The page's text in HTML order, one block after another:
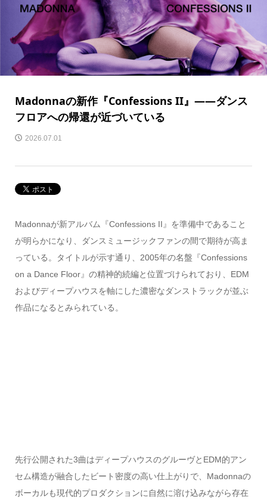
Madonnaの新作『Confessions II』——ダンス
フロアへの帰還が近づいている
2026.07.01
Madonnaが新アルバム『Confessions II』を準備中であること
が明らかになり、ダンスミュージックファンの間で期待が高ま
っている。タイトルが示す通り、2005年の名盤『Confessions
on a Dance Floor』の精神的続編と位置づけられており、EDM
およびディープハウスを軸にした濃密なダンストラックが並ぶ
作品になるとみられている。
先行公開された3曲はディープハウスのグルーヴとEDM的アン
セム構造が融合したビート密度の高い仕上がりで、Madonnaの
ボーカルも現代的プロダクションに自然に溶け込みながら存在